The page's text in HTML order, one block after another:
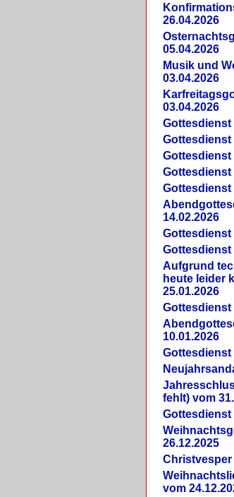
26.04.2026
05.04.2026
Musik und
03.04.2026
03.04.2026
Gottesdienst
Gottesdienst
Gottesdienst
Gottesdienst
Gottesdienst
14.02.2026
Gottesdienst
Gottesdienst
Aufgrund
heute leider
25.01.2026
Gottesdienst
10.01.2026
Gottesdienst
fehlt) vom
Gottesdienst
26.12.2025
Christvesper
vom